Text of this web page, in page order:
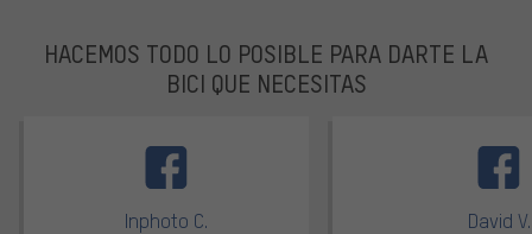
HACEMOS TODO LO POSIBLE PARA DARTE LA
BICI QUE NECESITAS
Inphoto C. David V.